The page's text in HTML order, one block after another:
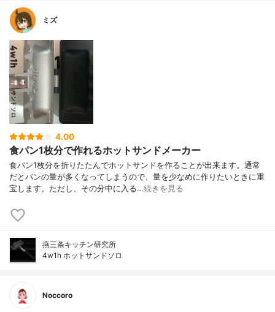
ミズ
4.00
食パン1枚分で作れるホットサンドメーカー
食パン1枚分を折りたたんでホットサンドを作ることが出来ます。通常
だとパンの量が多くなってしまうので、量を少なめに作りたいときに重
宝します。ただし、その分中に入る…続きを見る
燕三条キッチン研究所
4w1h ホットサンドソロ
Noccoro